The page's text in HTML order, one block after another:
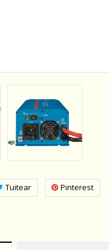
Tuitear Pinterest